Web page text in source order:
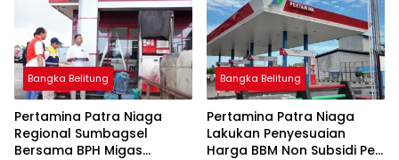
Bangka Belitung
Pertamina Patra Niaga
Regional Sumbagsel
Bersama BPH Migas
Bangka Belitung
Pertamina Patra Niaga
Lakukan Penyesuaian
Harga BBM Non Subsidi Per